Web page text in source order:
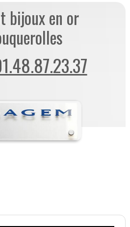
bijoux en or